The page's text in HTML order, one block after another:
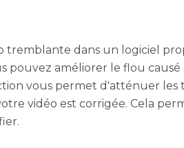
tremblante dans un logiciel
pouvez améliorer le flou
vous permet d'atténuer les
vidéo est corrigée. Cela